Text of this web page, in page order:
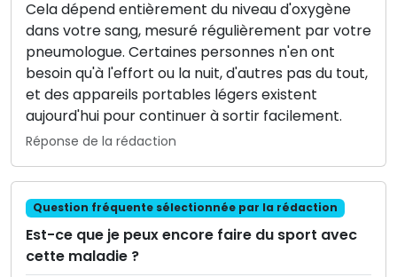
Cela dépend entièrement du niveau d'oxygène
dans votre sang, mesuré régulièrement par votre
pneumologue. Certaines personnes n'en ont
besoin qu'à l'effort ou la nuit, d'autres pas du tout,
et des appareils portables légers existent
aujourd'hui pour continuer à sortir facilement.
Réponse de la rédaction
Question fréquente sélectionnée par la rédaction
Est-ce que je peux encore faire du sport avec
cette maladie ?